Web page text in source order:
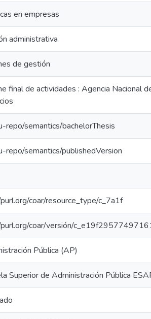
en empresas
administrativa
de gestión
final de actividades : Agencia Nacional
repo/semantics/bachelorThesis
repo/semantics/publishedVersion
coar/resource_type/c_7a1f
coar/versión/
Pública (AP)
Superior de Administración Pública